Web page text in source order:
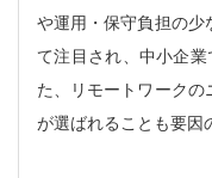
や運用・保守負担の少
て注目され、中小企
た、リモートワークの
が選ばれることも要因